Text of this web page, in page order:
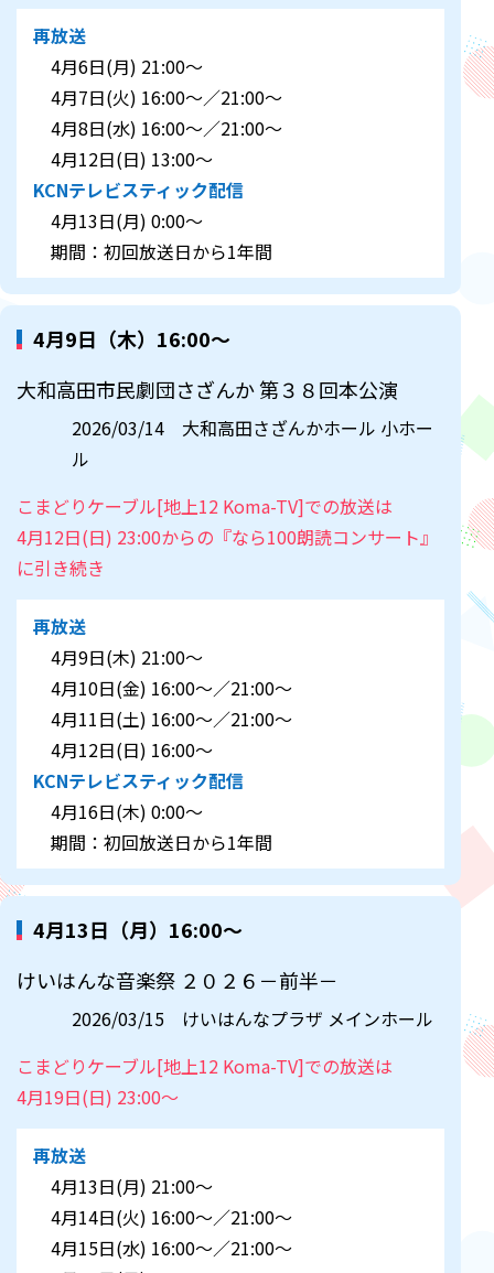
再放送
4月6日(月) 21:00～
4月7日(火) 16:00～／21:00～
4月8日(水) 16:00～／21:00～
4月12日(日) 13:00～
KCNテレビスティック配信
4月13日(月) 0:00～
期間：初回放送日から1年間
4月9日（木）16:00～
大和高田市民劇団さざんか 第３８回本公演
2026/03/14 大和高田さざんかホール 小ホー
ル
こまどりケーブル[地上12 Koma-TV]での放送は
4月12日(日) 23:00からの『なら100朗読コンサート』
に引き続き
再放送
4月9日(木) 21:00～
4月10日(金) 16:00～／21:00～
4月11日(土) 16:00～／21:00～
4月12日(日) 16:00～
KCNテレビスティック配信
4月16日(木) 0:00～
期間：初回放送日から1年間
4月13日（月）16:00～
けいはんな音楽祭 ２０２６－前半－
2026/03/15 けいはんなプラザ メインホール
こまどりケーブル[地上12 Koma-TV]での放送は
4月19日(日) 23:00～
再放送
4月13日(月) 21:00～
4月14日(火) 16:00～／21:00～
4月15日(水) 16:00～／21:00～